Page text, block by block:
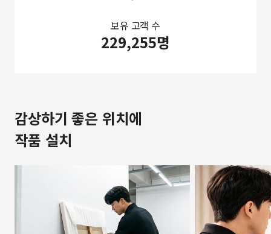
보유 고객 수
229,255명
감상하기 좋은 위치에
작품 설치